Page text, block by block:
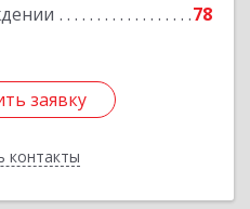
78
заявку
контакты
заявку